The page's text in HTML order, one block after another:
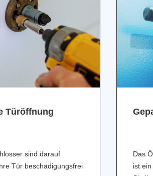
Türöffnung
sind darauf
Tür beschädigungsfrei
Das
ist